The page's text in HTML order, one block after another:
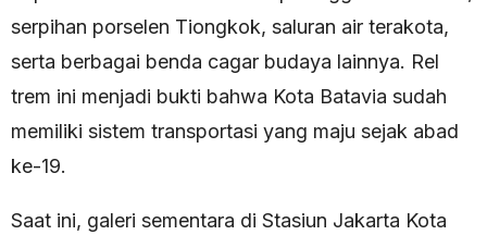
serpihan porselen Tiongkok, saluran air terakota,
serta berbagai benda cagar budaya lainnya. Rel
trem ini menjadi bukti bahwa Kota Batavia sudah
memiliki sistem transportasi yang maju sejak abad
ke-19.
Saat ini, galeri sementara di Stasiun Jakarta Kota